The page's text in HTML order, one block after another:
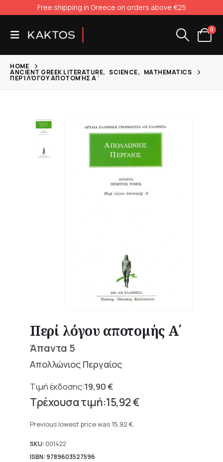
Free shipping in Greece on orders above €25
0
HOME
ANCIENT GREEK LITERATURE, SCIENCE, MATHEMATICS
ΠΕΡΊ ΛΌΓΟΥ ΑΠΟΤΟΜΉΣ Α΄
Περί λόγου αποτομής Α΄
Άπαντα 5
Απολλώνιος Περγαίος
19,90€
Original
price
19,90 €.
15,92€
price
15,92 €.
Previous lowest price was 15,92 €.
SKU: 001422
ISBN: 9789603527596